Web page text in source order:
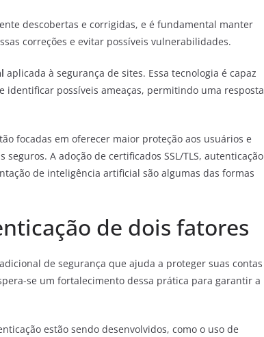
descobertas e corrigidas, e é fundamental manter
correções e evitar possíveis vulnerabilidades.
aplicada à segurança de sites. Essa tecnologia é capaz
possíveis ameaças, permitindo uma resposta
focadas em oferecer maior proteção aos usuários e
A adoção de certificados SSL/TLS, autenticação
de inteligência artificial são algumas das formas
de dois fatores
de segurança que ajuda a proteger suas contas
se um fortalecimento dessa prática para garantir a
estão sendo desenvolvidos, como o uso de